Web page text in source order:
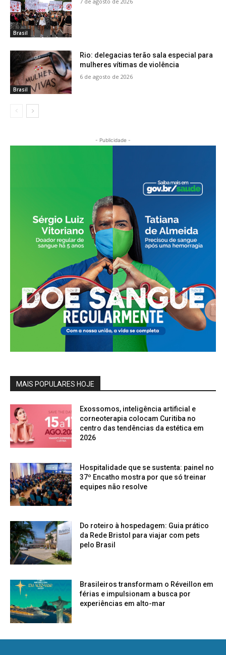
Brasil
Brasil
Rio: delegacias terão sala especial para
mulheres vítimas de violência
6 de agosto de 2026
- Publicidade -
MAIS POPULARES HOJE
Exossomos, inteligência artificial e
corneoterapia colocam Curitiba no
centro das tendências da estética em
2026
Hospitalidade que se sustenta: painel no
37º Encatho mostra por que só treinar
equipes não resolve
Do roteiro à hospedagem: Guia prático
da Rede Bristol para viajar com pets
pelo Brasil
Brasileiros transformam o Réveillon em
férias e impulsionam a busca por
experiências em alto-mar